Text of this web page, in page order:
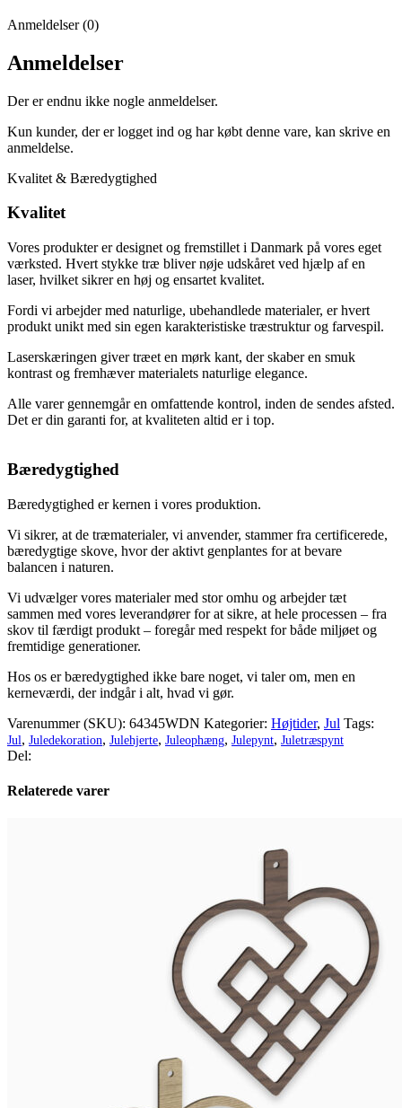
Anmeldelser (0)
Anmeldelser
Der er endnu ikke nogle anmeldelser.
Kun kunder, der er logget ind og har købt denne vare, kan skrive en
anmeldelse.
Kvalitet & Bæredygtighed
Kvalitet
Vores produkter er designet og fremstillet i Danmark på vores eget
værksted. Hvert stykke træ bliver nøje udskåret ved hjælp af en
laser, hvilket sikrer en høj og ensartet kvalitet.
Fordi vi arbejder med naturlige, ubehandlede materialer, er hvert
produkt unikt med sin egen karakteristiske træstruktur og farvespil.
Laserskæringen giver træet en mørk kant, der skaber en smuk
kontrast og fremhæver materialets naturlige elegance.
Alle varer gennemgår en omfattende kontrol, inden de sendes afsted.
Det er din garanti for, at kvaliteten altid er i top.
Bæredygtighed
Bæredygtighed er kernen i vores produktion.
Vi sikrer, at de træmaterialer, vi anvender, stammer fra certificerede,
bæredygtige skove, hvor der aktivt genplantes for at bevare
balancen i naturen.
Vi udvælger vores materialer med stor omhu og arbejder tæt
sammen med vores leverandører for at sikre, at hele processen – fra
skov til færdigt produkt – foregår med respekt for både miljøet og
fremtidige generationer.
Hos os er bæredygtighed ikke bare noget, vi taler om, men en
kerneværdi, der indgår i alt, hvad vi gør.
Varenummer (SKU): 64345WDN Kategorier: Højtider, Jul Tags:
Jul, Juledekoration, Julehjerte, Juleophæng, Julepynt, Juletræspynt
Del:
Relaterede varer